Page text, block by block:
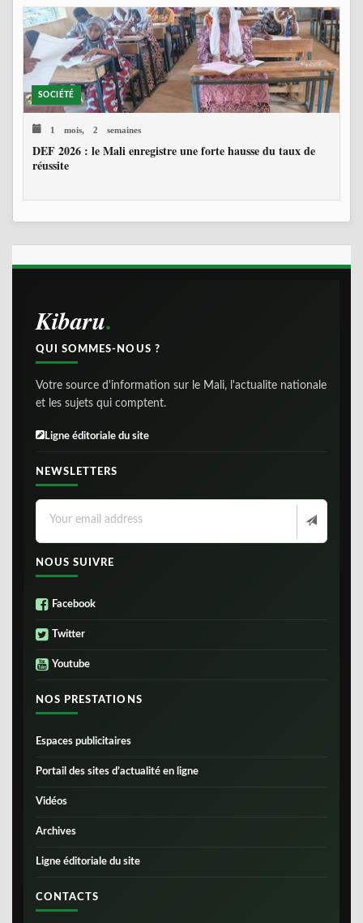
SOCIÉTÉ
1 mois, 2 semaines
DEF 2026 : le Mali enregistre une forte hausse du taux de
réussite
Kibaru
QUI SOMMES-NOUS ?
Votre source d'information sur le Mali, l'actualite nationale
et les sujets qui comptent.
Ligne éditoriale du site
NEWSLETTERS
NOUS SUIVRE
Facebook
Twitter
Youtube
NOS PRESTATIONS
Espaces publicitaires
Portail des sites d’actualité en ligne
Vidéos
Archives
Ligne éditoriale du site
CONTACTS